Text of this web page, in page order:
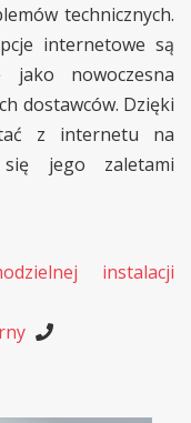
technicznych.
internetowe są
jako nowoczesna
dostawców. Dzięki
z internetu na
się jego zaletami
instalacji